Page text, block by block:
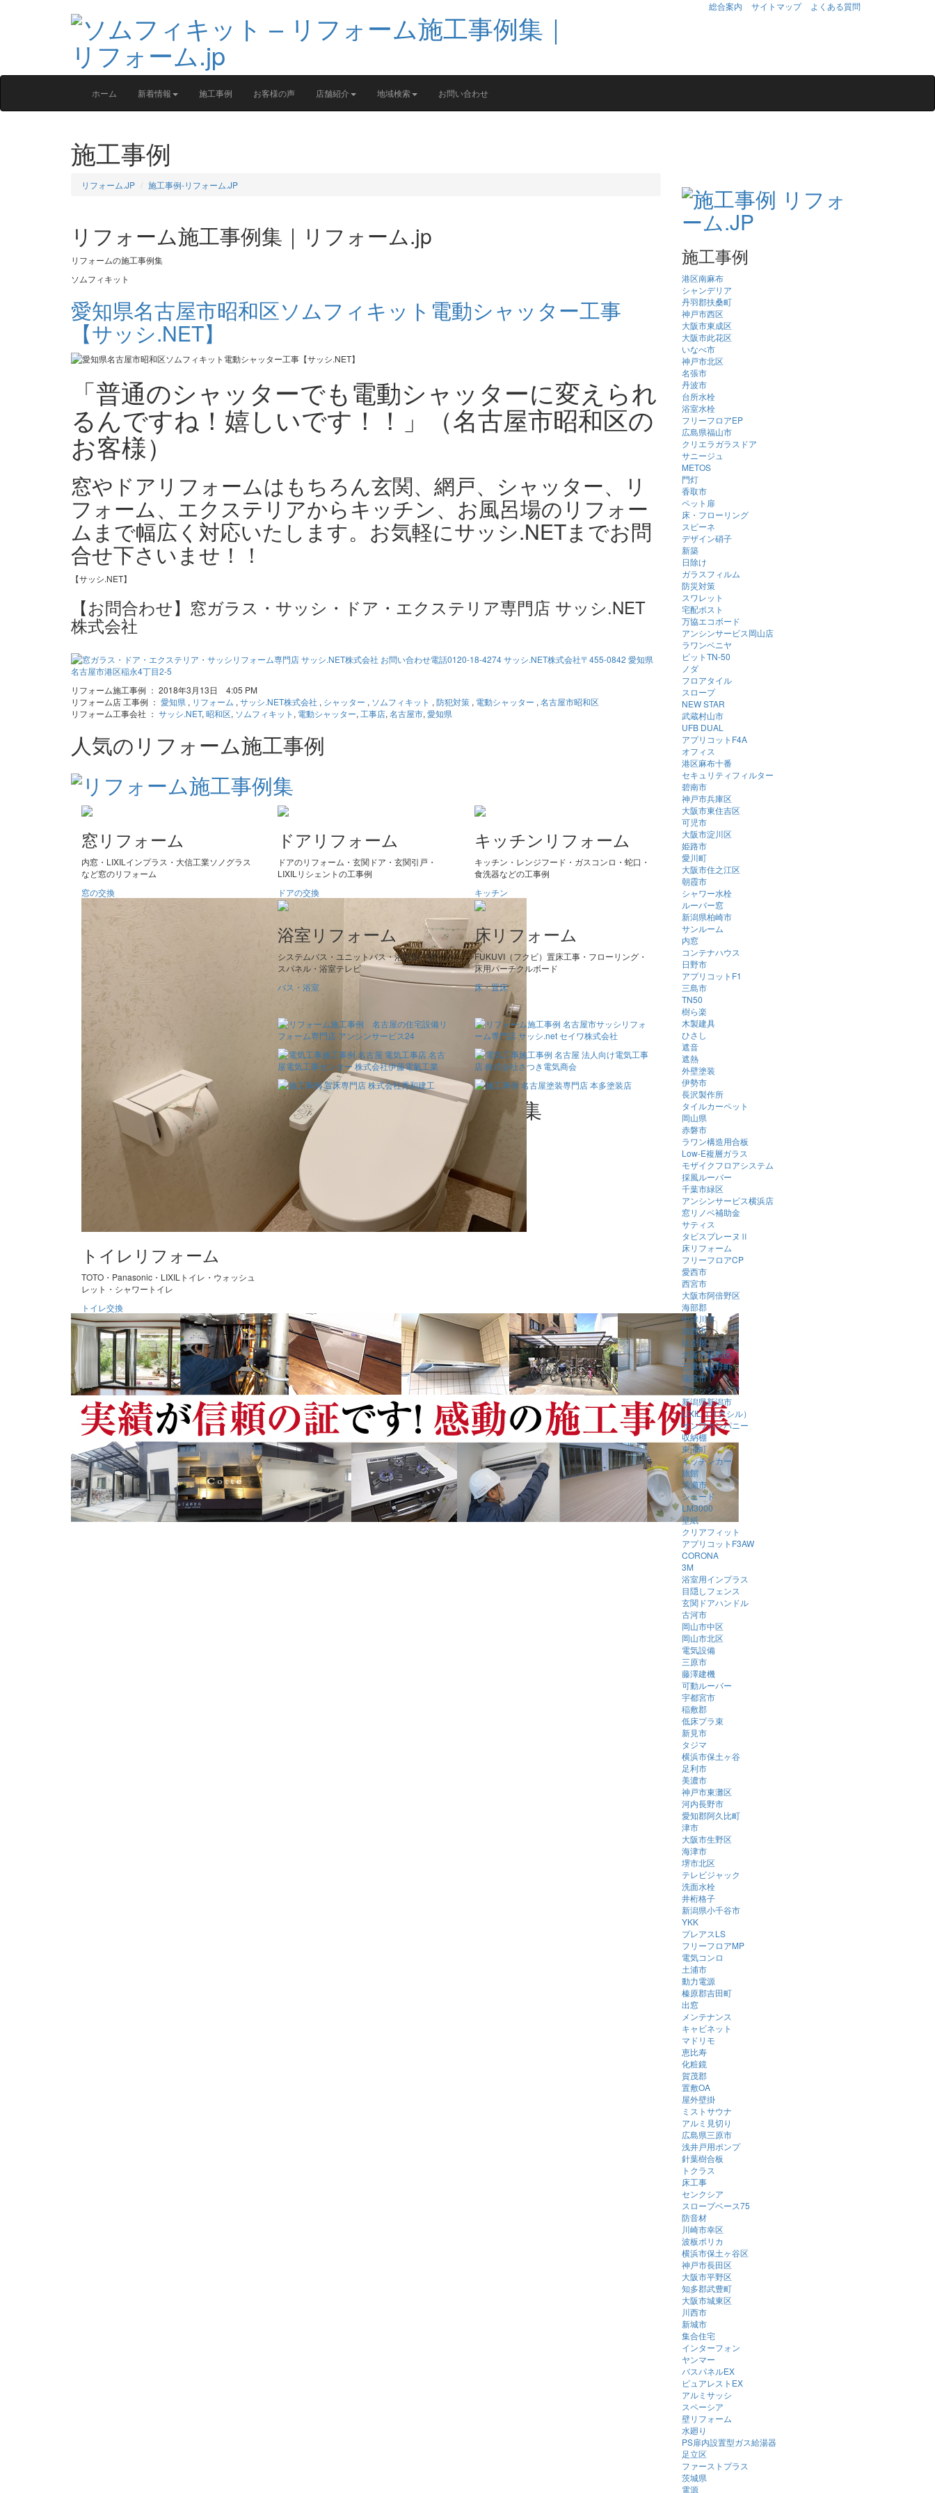
総合案内 サイトマップ よくある質問
ホーム 新着情報 施工事例 お客様の声 店舗紹介 地域検索 お問い合わせ
施工事例
リフォーム.JP 施工事例‐リフォーム.JP
リフォーム施工事例集｜リフォーム.jp
リフォームの施工事例集
ソムフィキット
愛知県名古屋市昭和区ソムフィキット電動シャッター工事
【サッシ.NET】
「普通のシャッターでも電動シャッターに変えられ
るんですね！嬉しいです！！」（名古屋市昭和区の
お客様）
窓やドアリフォームはもちろん玄関、網戸、シャッター、リ
フォーム、エクステリアからキッチン、お風呂場のリフォー
ムまで幅広く対応いたします。お気軽にサッシ.NETまでお問
合せ下さいませ！！
【サッシ.NET】
【お問合わせ】窓ガラス・サッシ・ドア・エクステリア専門店 サッシ.NET
株式会社
リフォーム施工事例 ： 2018年3月13日 4:05 PM
リフォーム店 工事例 ： 愛知県 , リフォーム , サッシ.NET株式会社 , シャッター , ソムフィキット , 防犯対策 , 電動シャッター , 名古屋市昭和区
リフォーム工事会社 ： サッシ.NET, 昭和区, ソムフィキット , 電動シャッター, 工事店, 名古屋市, 愛知県
人気のリフォーム施工事例
窓リフォーム
内窓・LIXILインプラス・大信工業ソノグラス
など窓のリフォーム
窓の交換
ドアリフォーム
ドアのリフォーム・玄関ドア・玄関引戸・
LIXILリシェントの工事例
ドアの交換
キッチンリフォーム
キッチン・レンジフード・ガスコンロ・蛇口・
食洗器などの工事例
キッチン
トイレリフォーム
TOTO・Panasonic・LIXILトイレ・ウォッシュ
レット・シャワートイレ
トイレ交換
浴室リフォーム
システムバス・ユニットバス・浴室床・壁・バ
スパネル・浴室テレビ
バス・浴室
床リフォーム
FUKUVI（フクビ）置床工事・フローリング・
床用パーチクルボード
床・置床
最新のリフォーム施工事例集
施工事例
港区南麻布
シャンデリア
丹羽郡扶桑町
神戸市西区
大阪市東成区
大阪市此花区
いなべ市
神戸市北区
名張市
丹波市
台所水栓
浴室水栓
フリーフロアEP
広島県福山市
クリエラガラスドア
サニージュ
METOS
門灯
香取市
ペット扉
床・フローリング
スピーネ
デザイン硝子
新築
日除け
ガラスフィルム
防災対策
スワレット
宅配ポスト
万協エコボード
アンシンサービス岡山店
ラワンベニヤ
ピットTN-50
ノダ
フロアタイル
スロープ
NEW STAR
武蔵村山市
UFB DUAL
アプリコットF4A
オフィス
港区麻布十番
セキュリティフィルター
碧南市
神戸市兵庫区
大阪市東住吉区
可児市
大阪市淀川区
姫路市
愛川町
大阪市住之江区
朝霞市
シャワー水栓
ルーバー窓
新潟県柏崎市
サンルーム
内窓
コンテナハウス
日野市
アプリコットF1
三島市
TN50
樹ら楽
木製建具
ひさし
遮音
遮熱
外壁塗装
伊勢市
長沢製作所
タイルカーペット
岡山県
赤磐市
ラワン構造用合板
Low-E複層ガラス
モザイクフロアシステム
採風ルーバー
千葉市緑区
アンシンサービス横浜店
窓リノベ補助金
サティス
タビスプレーヌⅡ
床リフォーム
フリーフロアCP
愛西市
西宮市
大阪市阿倍野区
海部郡
中津川市
加西市
比企郡
大阪市福島区
三重郡菰野町
瑞浪市
フラッシュドア
新潟県新潟市
LIXIL（リクシル）
サンワカンパニー
収納棚
東浦町
キッチンカー
旅館
清瀬市
シェード
LM3000
壁紙
クリアフィット
アプリコットF3AW
CORONA
3M
浴室用インプラス
目隠しフェンス
玄関ドアハンドル
古河市
岡山市中区
岡山市北区
電気設備
三原市
藤澤建機
可動ルーバー
宇都宮市
稲敷郡
低床プラ束
新見市
タジマ
横浜市保土ヶ谷
足利市
美濃市
神戸市東灘区
河内長野市
愛知郡阿久比町
津市
大阪市生野区
海津市
堺市北区
テレビジャック
洗面水栓
井桁格子
新潟県小千谷市
YKK
プレアスLS
フリーフロアMP
電気コンロ
土浦市
動力電源
榛原郡吉田町
出窓
メンテナンス
キャビネット
マドリモ
恵比寿
化粧鏡
賀茂郡
置敷OA
屋外壁掛
ミストサウナ
アルミ見切り
広島県三原市
浅井戸用ポンプ
針葉樹合板
トクラス
床工事
センクシア
スロープベース75
防音材
川崎市幸区
波板ポリカ
横浜市保土ヶ谷区
神戸市長田区
大阪市平野区
知多郡武豊町
大阪市城東区
川西市
新城市
集合住宅
インターフォン
ヤンマー
バスパネルEX
ピュアレストEX
アルミサッシ
スペーシア
壁リフォーム
水廻り
PS扉内設置型ガス給湯器
足立区
ファーストプラス
茨城県
電源